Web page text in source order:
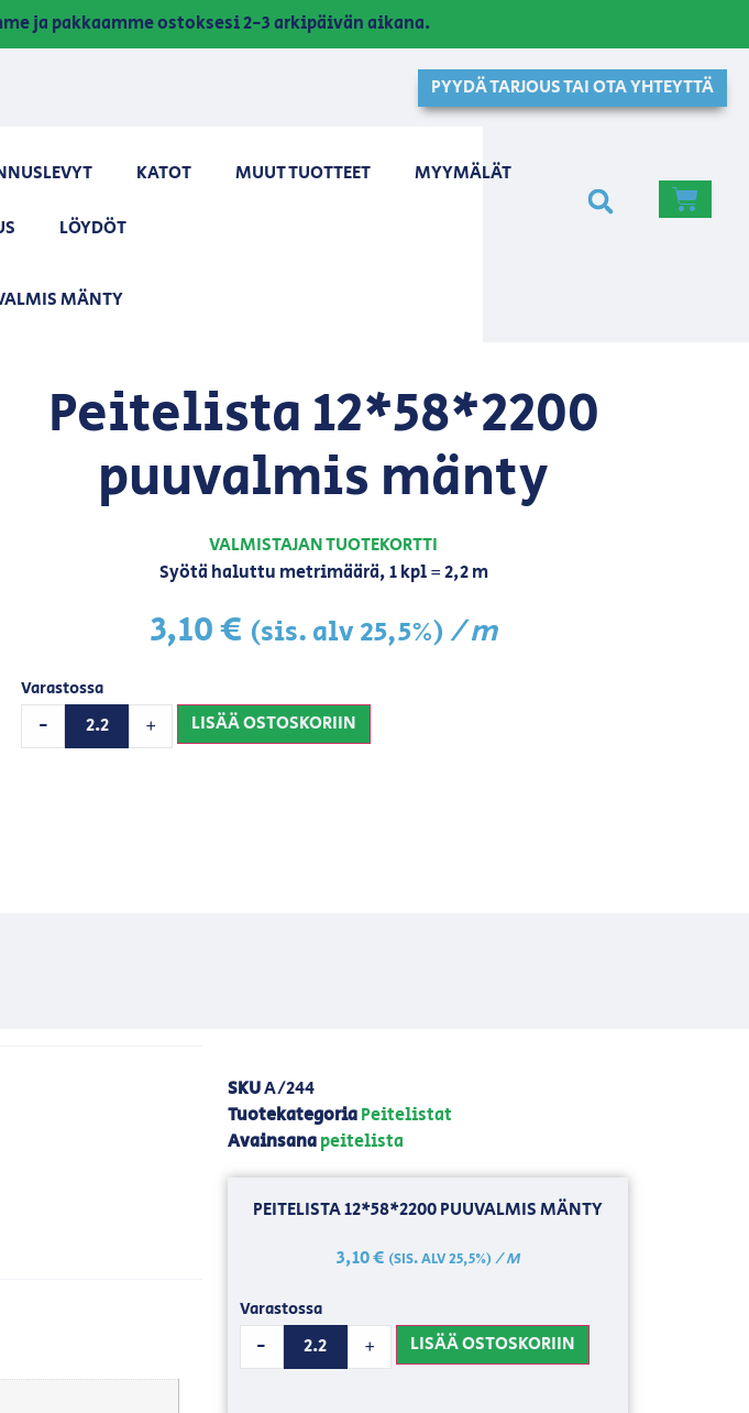
ja pakkaamme ostoksesi 2-3 arkipäivän aikana.
PYYDÄ TARJOUS TAI OTA YHTEYTTÄ
KATOT MUUT TUOTTEET MYYMÄLÄT
LÖYDÖT
MÄNTY
Peitelista 12*58*2200
puuvalmis mänty
VALMISTAJAN TUOTEKORTTI
Syötä haluttu metrimäärä, 1 kpl = 2,2 m
3,10€ (sis. alv 25,5%)/ m
Varastossa
- + LISÄÄ OSTOSKORIIN
SKUA/244
TuotekategoriaPeitelistat
Avainsanapeitelista
PEITELISTA 12*58*2200 PUUVALMIS MÄNTY
3,10€ (SIS. ALV 25,5%)/ M
Varastossa
- + LISÄÄ OSTOSKORIIN